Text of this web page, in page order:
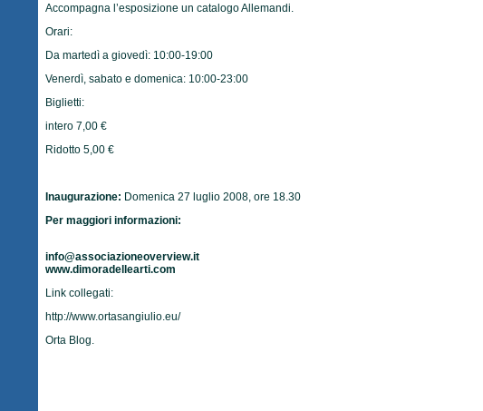
Accompagna l’esposizione un catalogo Allemandi.
Orari:
Da martedì a giovedì: 10:00-19:00
Venerdì, sabato e domenica: 10:00-23:00
Biglietti:
intero 7,00 €
Ridotto 5,00 €
Inaugurazione: Domenica 27 luglio 2008, ore 18.30
Per maggiori informazioni:
info@associazioneoverview.it
www.dimoradellearti.com
Link collegati:
http://www.ortasangiulio.eu/
Orta Blog.